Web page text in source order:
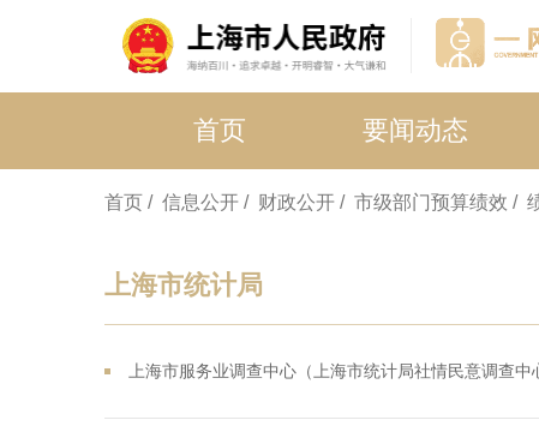
首页 要闻动态
首页 / 信息公开 / 财政公开 / 市级部门预算绩效 /
上海市统计局
上海市服务业调查中心（上海市统计局社情民意调查